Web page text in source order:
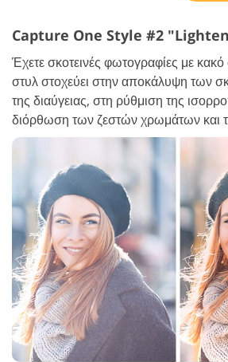
Capture One Style #2
Έχετε σκοτεινές φωτογραφίες με
στυλ στοχεύει στην αποκάλυψη των
της διαύγειας, στη ρύθμιση της
διόρθωση των ζεστών χρωμάτων και